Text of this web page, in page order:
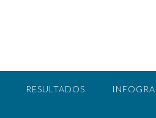
RESULTADOS